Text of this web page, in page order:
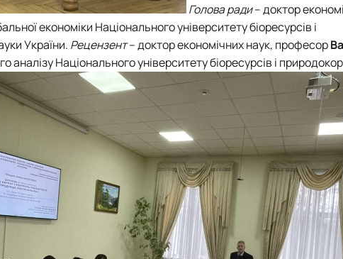
Голова ради– доктор
економіки Національного університету біоресурсів і
України. Рецензент– доктор економічних наук, професор
Національного університету біоресурсів і